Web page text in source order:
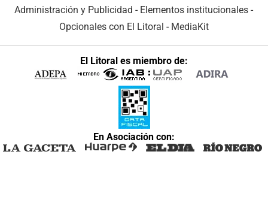
Administración y Publicidad - Elementos institucionales -
Opcionales con El Litoral - MediaKit
El Litoral es miembro de:
En Asociación con: